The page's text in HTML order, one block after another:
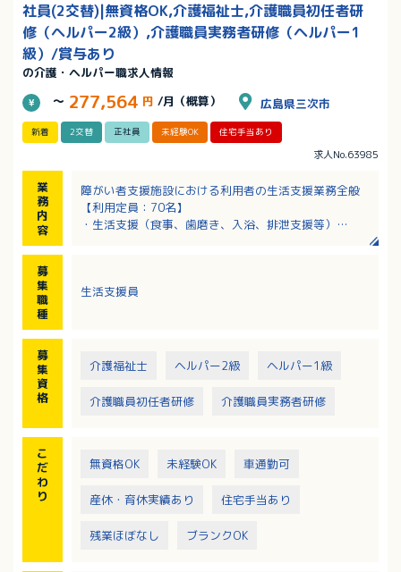
社員(2交替)|無資格OK,介護福祉士,介護職員初任者研
修（ヘルパー2級）,介護職員実務者研修（ヘルパー1
級）/賞与あり
の介護・ヘルパー職求人情報
～ 277,564 円 /月（概算） 広島県三次市
新着 2交替 正社員 未経験OK 住宅手当あり
求人No.63985
業
務
内
容
障がい者支援施設における利用者の生活支援業務全般
【利用定員：70名】
・生活支援（食事、歯磨き、入浴、排泄支援等）
・外出支援（買い物、外食、喫茶、通院等）
募
集
職
種
生活支援員
募
集
資
格
介護福祉士 ヘルパー2級 ヘルパー1級
介護職員初任者研修 介護職員実務者研修
こ
だ
わ
り
無資格OK 未経験OK 車通勤可
産休・育休実績あり 住宅手当あり
残業ほぼなし ブランクOK